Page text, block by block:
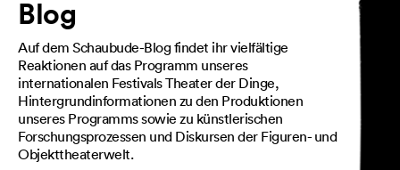
Blog
Auf dem Schaubude-Blog findet ihr vielfältige
Reaktionen auf das Programm unseres
internationalen Festivals Theater der Dinge,
Hintergrundinformationen zu den Produktionen
unseres Programms sowie zu künstlerischen
Forschungsprozessen und Diskursen der Figuren- und
Objekttheaterwelt.